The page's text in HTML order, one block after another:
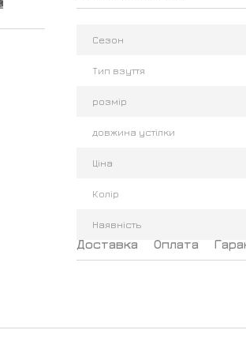
Сезон
Тип взуття
розмір
довжина устілки
Ціна
Колір
Наявність
Доставка Оплата